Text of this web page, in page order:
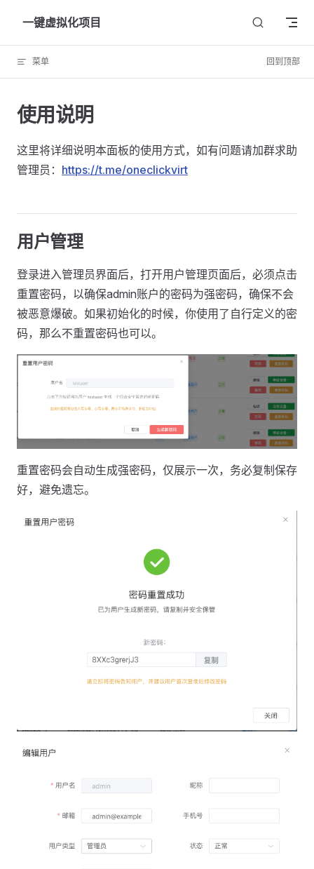
Skip to content
一键虚拟化项目
菜单 回到顶部
使用说明
这里将详细说明本面板的使用方式，如有问题请加群求助
管理员： https://t.me/oneclickvirt
用户管理
登录进入管理员界面后，打开用户管理页面后，必须点击
重置密码，以确保admin账户的密码为强密码，确保不会
被恶意爆破。如果初始化的时候，你使用了自行定义的密
码，那么不重置密码也可以。
重置密码会自动生成强密码，仅展示一次，务必复制保存
好，避免遗忘。